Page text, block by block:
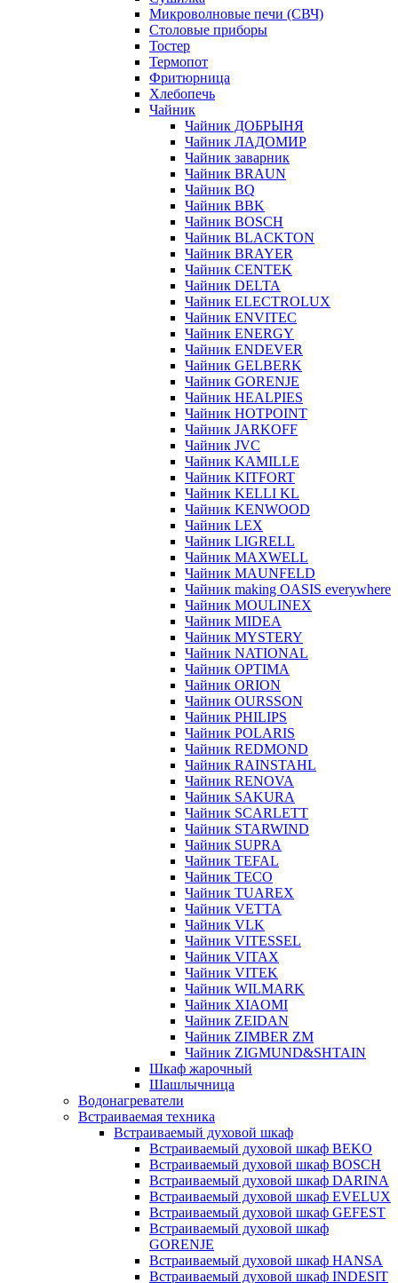
Микроволновые печи (СВЧ)
Столовые приборы
Тостер
Термопот
Фритюрница
Хлебопечь
Чайник
Чайник ДОБРЫНЯ
Чайник ЛАДОМИР
Чайник заварник
Чайник BRAUN
Чайник BQ
Чайник BBK
Чайник BOSCH
Чайник BLACKTON
Чайник BRAYER
Чайник CENTEK
Чайник DELTA
Чайник ELECTROLUX
Чайник ENVITEC
Чайник ENERGY
Чайник ENDEVER
Чайник GELBERK
Чайник GORENJE
Чайник HEALPIES
Чайник HOTPOINT
Чайник JARKOFF
Чайник JVC
Чайник KAMILLE
Чайник KITFORT
Чайник KELLI KL
Чайник KENWOOD
Чайник LEX
Чайник LIGRELL
Чайник MAXWELL
Чайник MAUNFELD
Чайник making OASIS everywhere
Чайник MOULINEX
Чайник MIDEA
Чайник MYSTERY
Чайник NATIONAL
Чайник OPTIMA
Чайник ORION
Чайник OURSSON
Чайник PHILIPS
Чайник POLARIS
Чайник REDMOND
Чайник RAINSTAHL
Чайник RENOVA
Чайник SAKURA
Чайник SCARLETT
Чайник STARWIND
Чайник SUPRA
Чайник TEFAL
Чайник TECO
Чайник TUAREX
Чайник VETTA
Чайник VLK
Чайник VITESSEL
Чайник VITAX
Чайник VITEK
Чайник WILMARK
Чайник XIAOMI
Чайник ZEIDAN
Чайник ZIMBER ZM
Чайник ZIGMUND&SHTAIN
Шкаф жарочный
Шашлычница
Водонагреватели
Встраиваемая техника
Встраиваемый духовой шкаф
Встраиваемый духовой шкаф BEKO
Встраиваемый духовой шкаф BOSCH
Встраиваемый духовой шкаф DARINA
Встраиваемый духовой шкаф EVELUX
Встраиваемый духовой шкаф GEFEST
Встраиваемый духовой шкаф
GORENJE
Встраиваемый духовой шкаф HANSA
Встраиваемый духовой шкаф INDESIT